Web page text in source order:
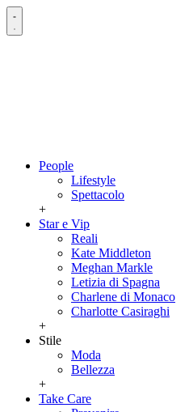
People
Lifestyle
Spettacolo
+
Star e Vip
Reali
Kate Middleton
Meghan Markle
Letizia di Spagna
Charlene di Monaco
Charlotte Casiraghi
+
Stile
Moda
Bellezza
+
Take Care